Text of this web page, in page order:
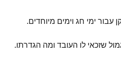
עבור ימי חג וימים מיוחדים.
שזכאי לו העובד ומה הגדרתו.